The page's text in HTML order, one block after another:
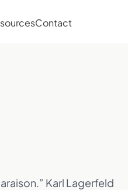
Contact
Karl Lagerfeld